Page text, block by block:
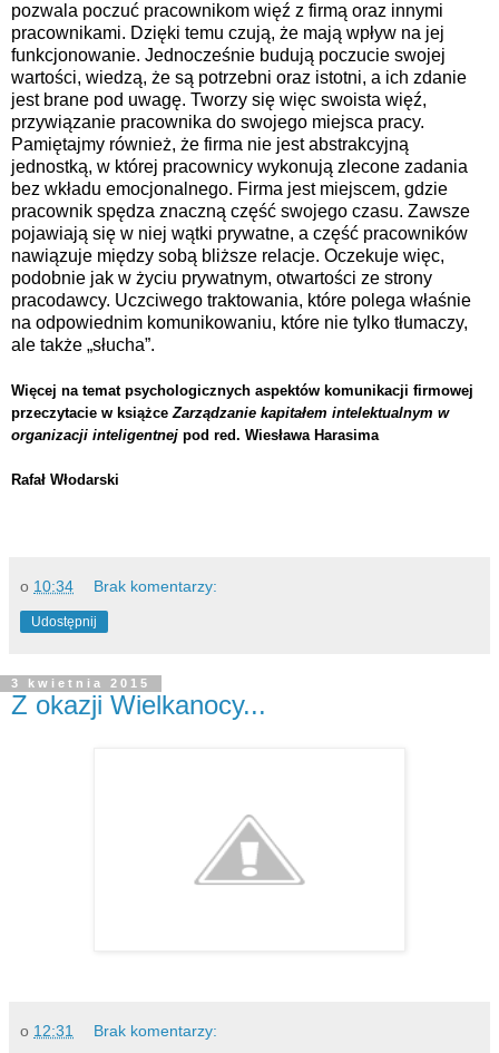
pozwala poczuć pracownikom więź z firmą oraz innymi
pracownikami. Dzięki temu czują, że mają wpływ na jej
funkcjonowanie. Jednocześnie budują poczucie swojej
wartości, wiedzą, że są potrzebni oraz istotni, a ich zdanie
jest brane pod uwagę. Tworzy się więc swoista więź,
przywiązanie pracownika do swojego miejsca pracy.
Pamiętajmy również, że firma nie jest abstrakcyjną
jednostką, w której pracownicy wykonują zlecone zadania
bez wkładu emocjonalnego. Firma jest miejscem, gdzie
pracownik spędza znaczną część swojego czasu. Zawsze
pojawiają się w niej wątki prywatne, a część pracowników
nawiązuje między sobą bliższe relacje. Oczekuje więc,
podobnie jak w życiu prywatnym, otwartości ze strony
pracodawcy. Uczciwego traktowania, które polega właśnie
na odpowiednim komunikowaniu, które nie tylko tłumaczy,
ale także „słucha”.
Więcej na temat psychologicznych aspektów komunikacji firmowej
przeczytacie w książceZarządzanie kapitałem intelektualnym w
organizacji inteligentnej pod red. Wiesława Harasima
Rafał Włodarski
o 10:34 Brak komentarzy:
Udostępnij
3 kwietnia 2015
Z okazji Wielkanocy...
o 12:31 Brak komentarzy: